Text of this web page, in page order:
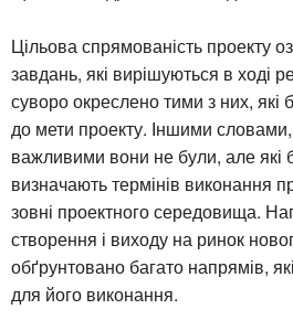
Цільова спрямованість проекту
завдань, які вирішуються в ході
суворо окреслено тими з них, які
до мети проекту. Іншими словами,
важливими вони не були, але які
визначають термінів виконання
зовні проектного середовища.
створення і виходу на ринок
обґрунтовано багато напрямів,
для його виконання.